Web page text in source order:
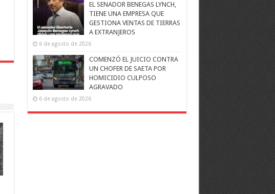
EL SENADOR BENEGAS LYNCH,
TIENE UNA EMPRESA QUE
GESTIONA VENTAS DE TIERRAS
A EXTRANJEROS
6 de agosto de 2026
COMENZÓ EL JUICIO CONTRA
UN CHOFER DE SAETA POR
HOMICIDIO CULPOSO
AGRAVADO
6 de agosto de 2026